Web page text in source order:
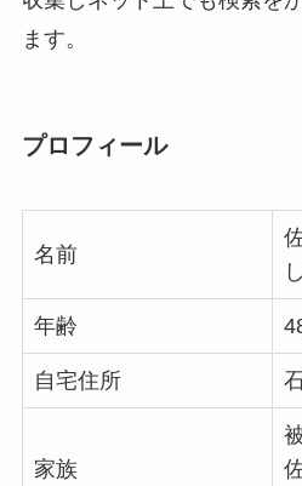
ます。
プロフィール
名前
年齢
自宅住所
家族